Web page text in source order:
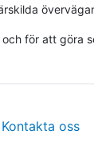
för att göra
Kontakta oss